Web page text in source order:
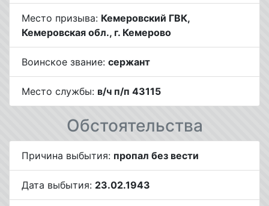
Место призыва: Кемеровский ГВК,
Кемеровская обл., г. Кемерово
Воинское звание: сержант
Место службы: в/ч п/п 43115
Обстоятельства
Причина выбытия: пропал без вести
Дата выбытия: 23.02.1943